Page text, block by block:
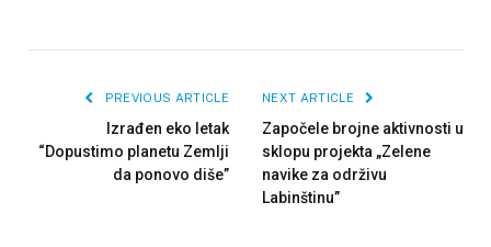
PREVIOUS ARTICLE
Izrađen eko letak
“Dopustimo planetu Zemlji
da ponovo diše”
NEXT ARTICLE
Započele brojne aktivnosti u
sklopu projekta „Zelene
navike za održivu
Labinštinu”